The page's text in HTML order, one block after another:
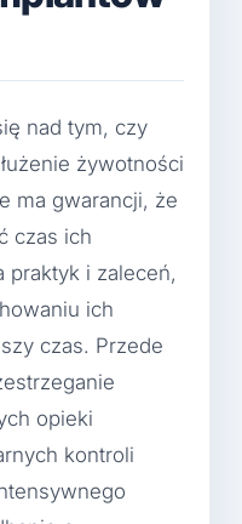
nad tym, czy
żywotności
ma gwarancji, że
czas ich
praktyk i zaleceń,
ich
czas. Przede
opieki
kontroli